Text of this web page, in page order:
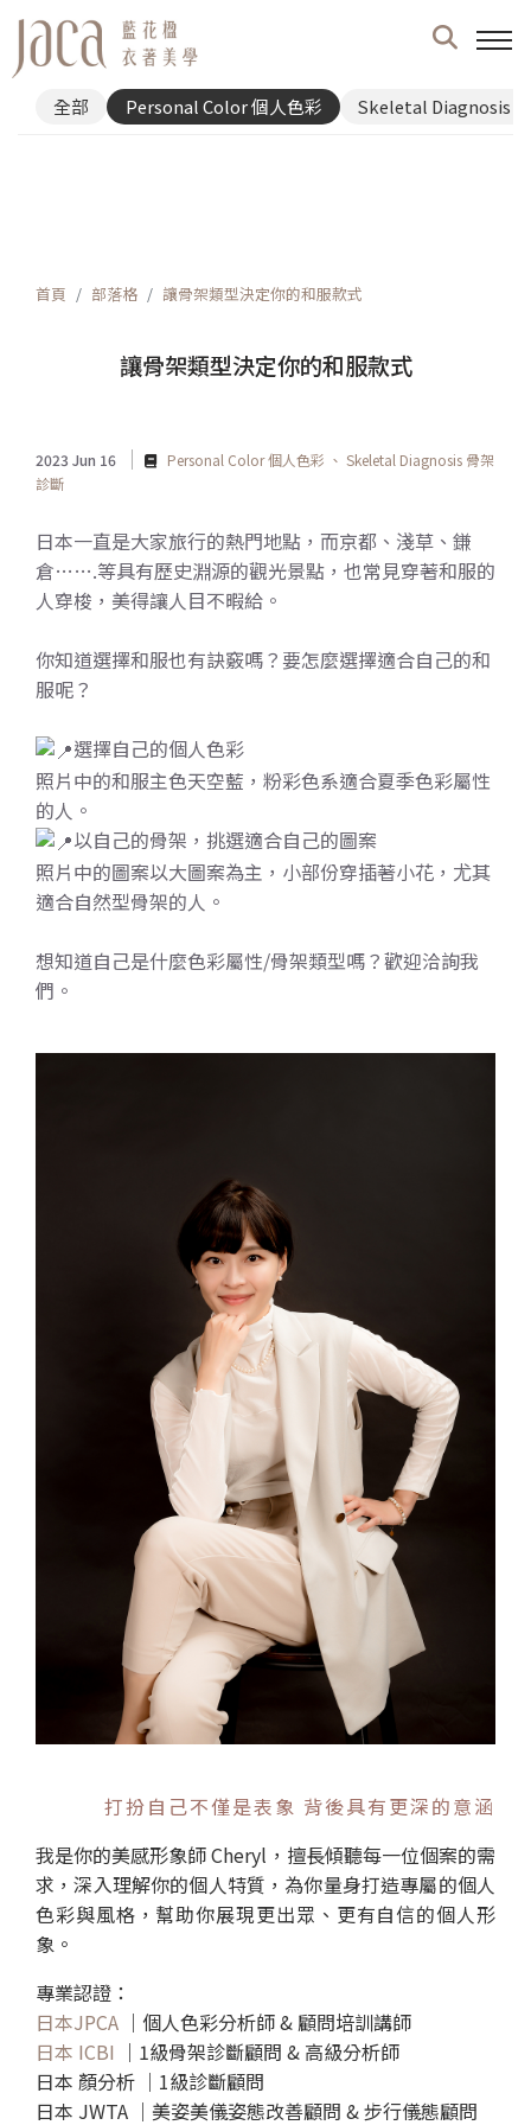
全部 Personal Color 個人色彩 Skeletal Diagnosis
首頁 部落格 讓骨架類型決定你的和服款式
讓骨架類型決定你的和服款式
2023 Jun 16 Personal Color 個人色彩
Skeletal Diagnosis 骨架
診斷
日本一直是大家旅行的熱門地點，而京都、淺草、鎌
倉…….等具有歷史淵源的觀光景點，也常見穿著和服的
人穿梭，美得讓人目不暇給。
你知道選擇和服也有訣竅嗎？要怎麼選擇適合自己的和
服呢？
選擇自己的個人色彩
照片中的和服主色天空藍，粉彩色系適合夏季色彩屬性
的人。
以自己的骨架，挑選適合自己的圖案
照片中的圖案以大圖案為主，小部份穿插著小花，尤其
適合自然型骨架的人。
想知道自己是什麼色彩屬性/骨架類型嗎？歡迎洽詢我
們。
打扮自己不僅是表象 背後具有更深的意涵
我是你的美感形象師 Cheryl，擅長傾聽每一位個案的需
求，深入理解你的個人特質，為你量身打造專屬的個人
色彩與風格，幫助你展現更出眾、更有自信的個人形
象。
專業認證：
日本JPCA ｜個人色彩分析師 & 顧問培訓講師
日本 ICBI ｜1級骨架診斷顧問 & 高級分析師
日本 顏分析 ｜1級診斷顧問
日本 JWTA ｜美姿美儀姿態改善顧問 & 步行儀態顧問